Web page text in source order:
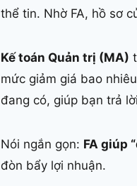
thể tin. Nhờ FA, hồ sơ
Kế toán Quản trị (MA)
mức giảm giá bao
đang có, giúp bạn trả
Nói ngắn gọn: FA giúp
đòn bẩy lợi nhuận.